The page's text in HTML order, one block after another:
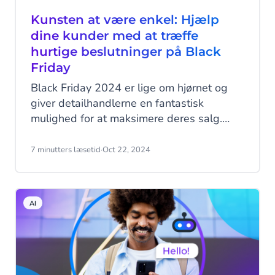
Kunsten at være enkel: Hjælp
dine kunder med at træffe
hurtige beslutninger på Black
Friday
Black Friday 2024 er lige om hjørnet og
giver detailhandlerne en fantastisk
mulighed for at maksimere deres salg.
en konkurrencepræget begivenhed.
topklasse. I denne artikel viser vi dig,
hvordan du kan forenkle købsprocessen
under Black Friday ved at optimere alt fra
kampagner til logistik og 24/7
kundeservice. Opdag de bedste strategier
til at sikre en problemfri oplevelse og øge
7 minutters læsetid·Oct 22, 2024
AI